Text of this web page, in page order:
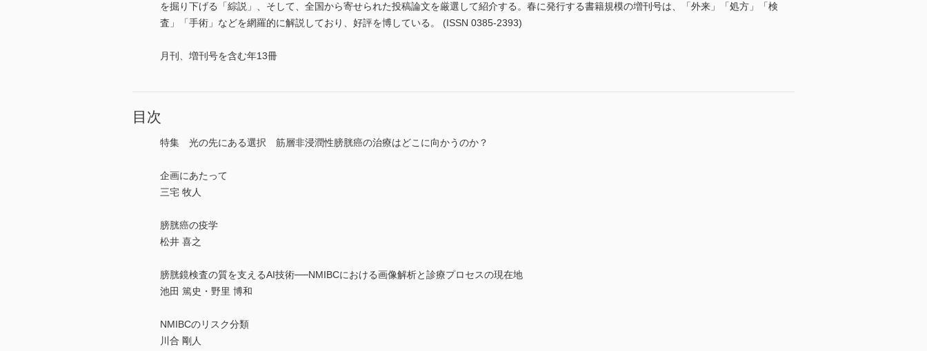
を掘り下げる「綜説」、そして、全国から寄せられた投稿論文を厳選して紹介する。春に発行する書籍規模の増刊号は、「外来」「処方」「検
査」「手術」などを網羅的に解説しており、好評を博している。 (ISSN 0385-2393)
月刊、増刊号を含む年13冊
目次
特集 光の先にある選択 筋層非浸潤性膀胱癌の治療はどこに向かうのか？
企画にあたって
三宅 牧人
膀胱癌の疫学
松井 喜之
膀胱鏡検査の質を支えるAI技術──NMIBCにおける画像解析と診療プロセスの現在地
池田 篤史・野里 博和
NMIBCのリスク分類
川合 剛人